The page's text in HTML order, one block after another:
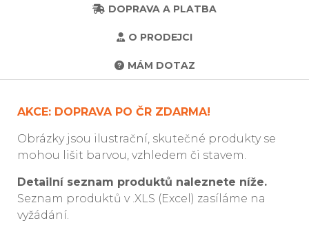
DOPRAVA A PLATBA
O PRODEJCI
MÁM DOTAZ
AKCE: DOPRAVA PO ČR ZDARMA!
Obrázky jsou ilustrační, skutečné produkty se
mohou lišit barvou, vzhledem či stavem.
Detailní seznam produktů naleznete níže.
Seznam produktů v .XLS (Excel) zasíláme na
vyžádání.